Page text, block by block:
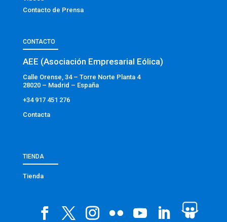
Contacto de Prensa
CONTACTO
AEE (Asociación Empresarial Eólica)
Calle Orense, 34 – Torre Norte Planta 4
28020 – Madrid – España
+34 917 451 276
Contacta
TIENDA
Tienda